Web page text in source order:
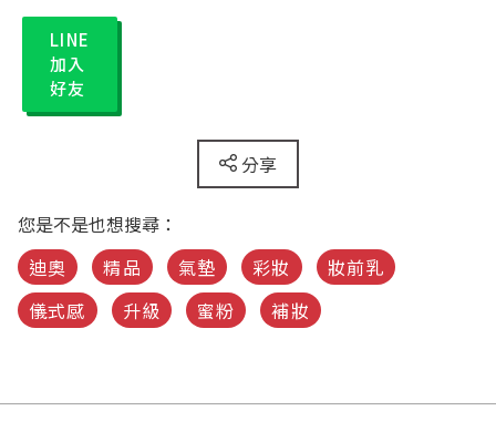
LINE
加入
好友
分享
您是不是也想搜尋：
迪奧
精品 氣墊 彩妝
妝前乳
儀式感
升級 蜜粉 補妝